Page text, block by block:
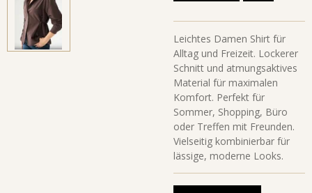
Leichtes Damen Shirt für
Alltag und Freizeit. Lockerer
Schnitt und atmungsaktives
Material für maximalen
Komfort. Perfekt für
Sommer, Shopping, Büro
oder Treffen mit Freunden.
Vielseitig kombinierbar für
lässige, moderne Looks.